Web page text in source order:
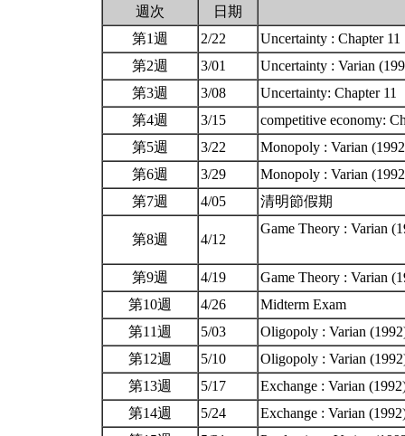
週次
日期
第1週
2/22
Uncertainty : Chapter
第2週
3/01
Uncertainty : Varian
第3週
3/08
Uncertainty: Chapter 11
第4週
3/15
competitive economy:
第5週
3/22
Monopoly : Varian
第6週
3/29
Monopoly : Varian
第7週
4/05 清明節假期
第8週 4/12
Game Theory : Varian
第9週 4/19
Game Theory : Varian
第10週
4/26
Midterm Exam
第11週
5/03
Oligopoly : Varian
第12週
5/10
Oligopoly : Varian
第13週
5/17
Exchange : Varian
第14週
5/24
Exchange : Varian